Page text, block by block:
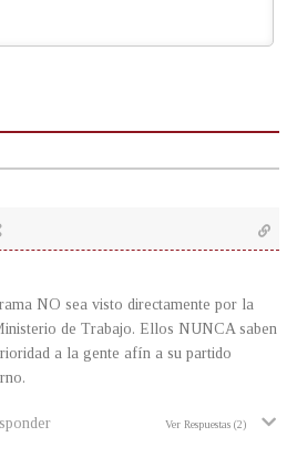
NO sea visto directamente por la
de Trabajo. Ellos NUNCA saben
a la gente afín a su partido
Ver Respuestas (2)